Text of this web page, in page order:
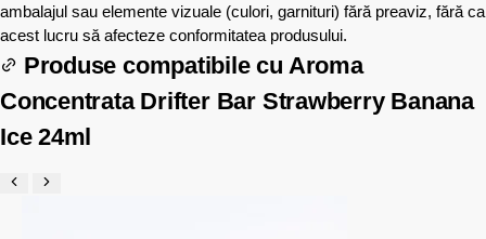
ambalajul sau elemente vizuale (culori, garnituri) fără preaviz, fără ca
acest lucru să afecteze conformitatea produsului.
Produse compatibile cu Aroma
Concentrata Drifter Bar Strawberry Banana
Ice 24ml